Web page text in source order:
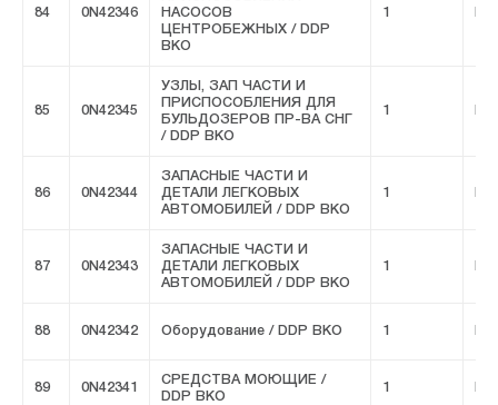
84 0N42346
НАСОСОВ
ЦЕНТРОБЕЖНЫХ / DDP
ВКО
1
85 0N42345
УЗЛЫ, ЗАП ЧАСТИ И
ПРИСПОСОБЛЕНИЯ ДЛЯ
БУЛЬДОЗЕРОВ ПР-ВА СНГ
/ DDP ВКО
1
86 0N42344
ЗАПАСНЫЕ ЧАСТИ И
ДЕТАЛИ ЛЕГКОВЫХ
АВТОМОБИЛЕЙ / DDP ВКО
1
87 0N42343
ЗАПАСНЫЕ ЧАСТИ И
ДЕТАЛИ ЛЕГКОВЫХ
АВТОМОБИЛЕЙ / DDP ВКО
1
88 0N42342 Оборудование / DDP ВКО 1
89 0N42341
СРЕДСТВА МОЮЩИЕ /
DDP ВКО
1